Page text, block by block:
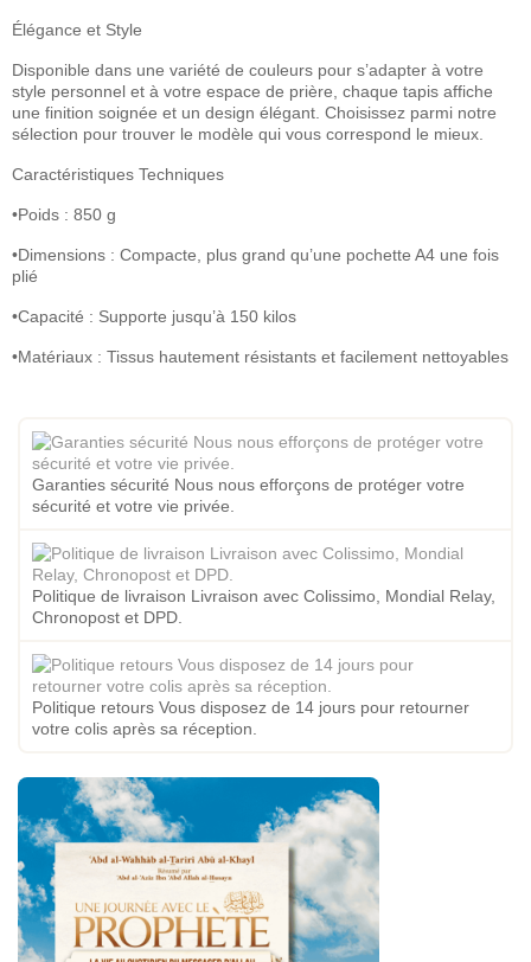
Élégance et Style
Disponible dans une variété de couleurs pour s’adapter à votre
style personnel et à votre espace de prière, chaque tapis affiche
une finition soignée et un design élégant. Choisissez parmi notre
sélection pour trouver le modèle qui vous correspond le mieux.
Caractéristiques Techniques
•Poids : 850 g
•Dimensions : Compacte, plus grand qu’une pochette A4 une fois
plié
•Capacité : Supporte jusqu’à 150 kilos
•Matériaux : Tissus hautement résistants et facilement nettoyables
Garanties sécurité Nous nous efforçons de protéger votre
sécurité et votre vie privée.
Politique de livraison Livraison avec Colissimo, Mondial Relay,
Chronopost et DPD.
Politique retours Vous disposez de 14 jours pour retourner
votre colis après sa réception.